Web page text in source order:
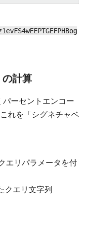
計算
ーセントエンコー
れを「シグネチャベ
エリパラメータを付
クエリ文字列